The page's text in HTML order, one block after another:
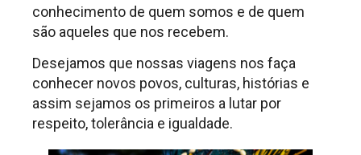
conhecimento de quem somos e de quem
são aqueles que nos recebem.
Desejamos que nossas viagens nos faça
conhecer novos povos, culturas, histórias e
assim sejamos os primeiros a lutar por
respeito, tolerância e igualdade.